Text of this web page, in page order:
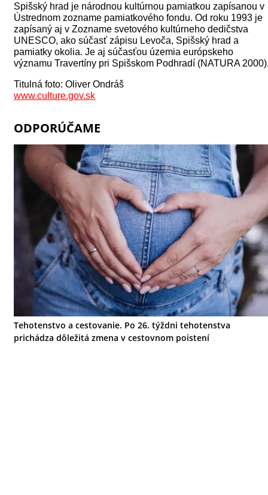
Spišský hrad je národnou kultúrnou pamiatkou zapísanou v
Ústrednom zozname pamiatkového fondu. Od roku 1993 je
zapísaný aj v Zozname svetového kultúrneho dedičstva
UNESCO, ako súčasť zápisu Levoča, Spišský hrad a
pamiatky okolia. Je aj súčasťou územia európskeho
významu Travertíny pri Spišskom Podhradí (NATURA
Titulná foto: Oliver Ondráš
www.culture.gov.sk
ODPORÚČAME
Tehotenstvo a cestovanie. Po 26. týždni tehotenstva
prichádza dôležitá zmena v cestovnom poistení